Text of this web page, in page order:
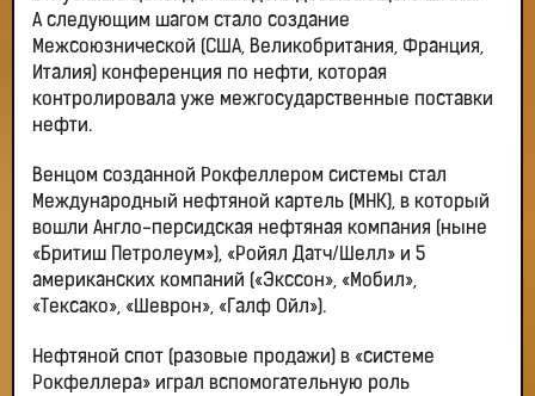
А следующим шагом стало создание
Межсоюзнической (США, Великобритания, Франция,
Италия) конференция по нефти, которая
контролировала уже межгосударственные поставки
нефти.
Венцом созданной Рокфеллером системы стал
Международный нефтяной картель (МНК), в который
вошли Англо-персидская нефтяная компания (ныне
«Бритиш Петролеум»), «Ройял Датч/Шелл» и 5
американских компаний («Экссон», «Мобил»,
«Тексако», «Шеврон», «Галф Ойл»).
Нефтяной спот (разовые продажи) в «системе
Рокфеллера» играл вспомогательную роль